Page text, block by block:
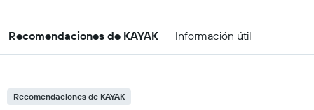
Recomendaciones de KAYAK Información útil
Recomendaciones de KAYAK